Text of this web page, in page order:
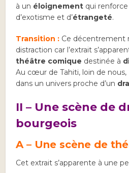
à un éloignement qui renforce
d’exotisme et d’étrangeté.
Transition : Ce décentrement
distraction car l’extrait
théâtre comique destinée à
Au cœur de Tahiti, loin de
dans un univers proche d’un
II – Une scène de
bourgeois
A – Une scène de
Cet extrait s’apparente à une